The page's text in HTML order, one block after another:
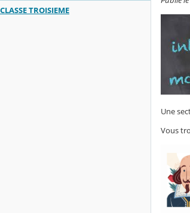
CLASSE TROISIEME
Une
Vous